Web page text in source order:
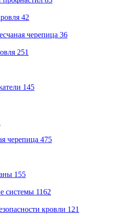
42
черепица 36
251
145
черепица 475
155
системы 1162
кровли 121